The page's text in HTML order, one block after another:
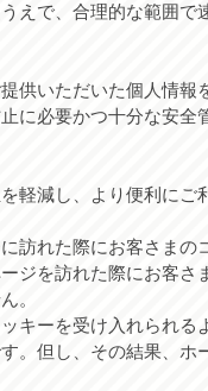
えで、合理的な範囲で
供いただいた個人情
に必要かつ十分な安全
軽減し、より便利に
訪れた際にお客さま
ジを訪れた際にお客
。
キーを受け入れられ
。但し、その結果、